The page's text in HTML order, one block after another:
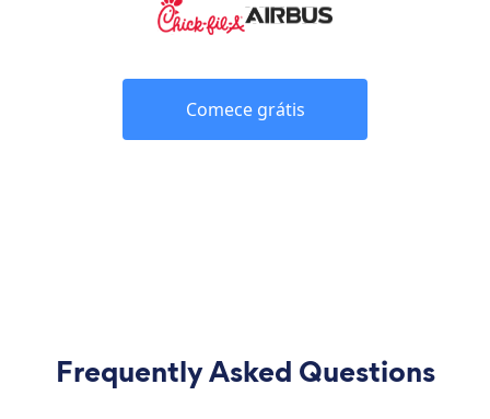
Comece grátis
Frequently Asked Questions